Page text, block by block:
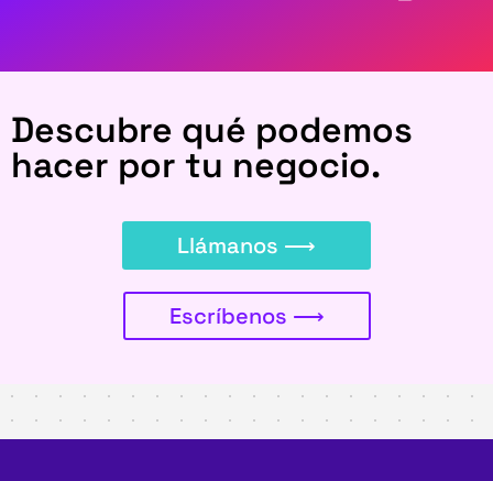
Descubre qué podemos
hacer por tu negocio.
Llámanos ⟶
Escríbenos ⟶